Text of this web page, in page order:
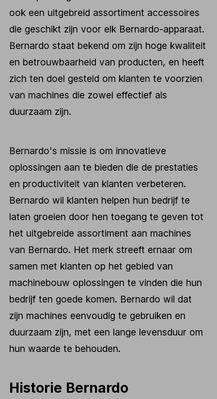
ook een uitgebreid assortiment accessoires
die geschikt zijn voor elk Bernardo-apparaat.
Bernardo staat bekend om zijn hoge kwaliteit
en betrouwbaarheid van producten, en heeft
zich ten doel gesteld om klanten te voorzien
van machines die zowel effectief als
duurzaam zijn.
Bernardo's missie is om innovatieve
oplossingen aan te bieden die de prestaties
en productiviteit van klanten verbeteren.
Bernardo wil klanten helpen hun bedrijf te
laten groeien door hen toegang te geven tot
het uitgebreide assortiment aan machines
van Bernardo. Het merk streeft ernaar om
samen met klanten op het gebied van
machinebouw oplossingen te vinden die hun
bedrijf ten goede komen. Bernardo wil dat
zijn machines eenvoudig te gebruiken en
duurzaam zijn, met een lange levensduur om
hun waarde te behouden.
Historie Bernardo